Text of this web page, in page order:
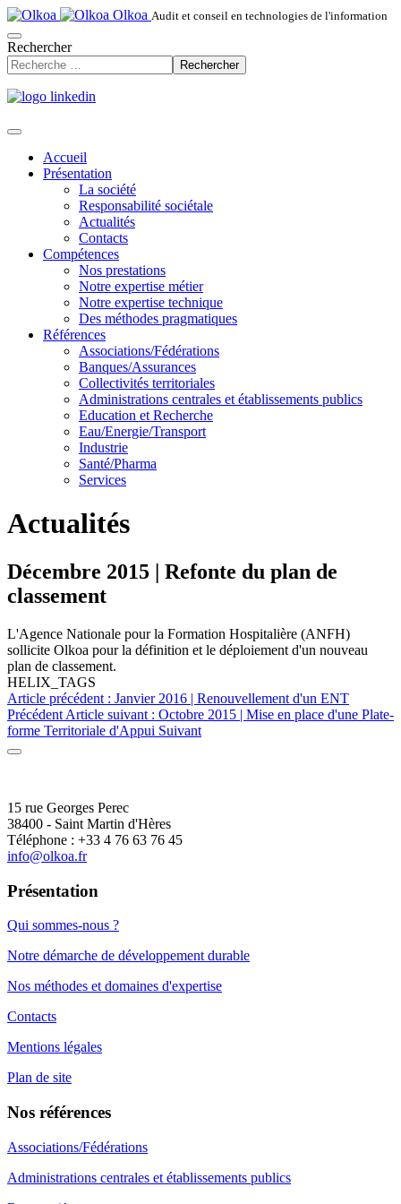
Olkoa Audit et conseil en technologies de l'information
Rechercher
Rechercher
Accueil
Présentation
La société
Responsabilité sociétale
Actualités
Contacts
Compétences
Nos prestations
Notre expertise métier
Notre expertise technique
Des méthodes pragmatiques
Références
Associations/Fédérations
Banques/Assurances
Collectivités territoriales
Administrations centrales et établissements publics
Education et Recherche
Eau/Energie/Transport
Industrie
Santé/Pharma
Services
Actualités
Décembre 2015 | Refonte du plan de
classement
L'Agence Nationale pour la Formation Hospitalière (ANFH)
sollicite Olkoa pour la définition et le déploiement d'un nouveau
plan de classement.
HELIX_TAGS
Article précédent : Janvier 2016 | Renouvellement d'un ENT
Précédent Article suivant : Octobre 2015 | Mise en place d'une Plate-
forme Territoriale d'Appui Suivant
15 rue Georges Perec
38400 - Saint Martin d'Hères
Téléphone : +33 4 76 63 76 45
info@olkoa.fr
Présentation
Qui sommes-nous ?
Notre démarche de développement durable
Nos méthodes et domaines d'expertise
Contacts
Mentions légales
Plan de site
Nos références
Associations/Fédérations
Administrations centrales et établissements publics